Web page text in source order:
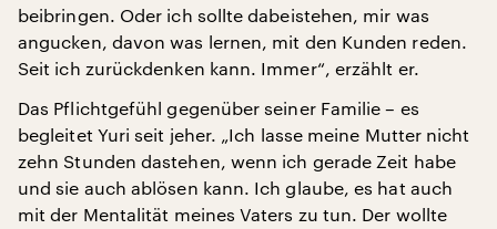
beibringen. Oder ich sollte dabeistehen, mir was
angucken, davon was lernen, mit den Kunden reden.
Seit ich zurückdenken kann. Immer“, erzählt er.
Das Pflichtgefühl gegenüber seiner Familie – es
begleitet Yuri seit jeher. „Ich lasse meine Mutter nicht
zehn Stunden dastehen, wenn ich gerade Zeit habe
und sie auch ablösen kann. Ich glaube, es hat auch
mit der Mentalität meines Vaters zu tun. Der wollte